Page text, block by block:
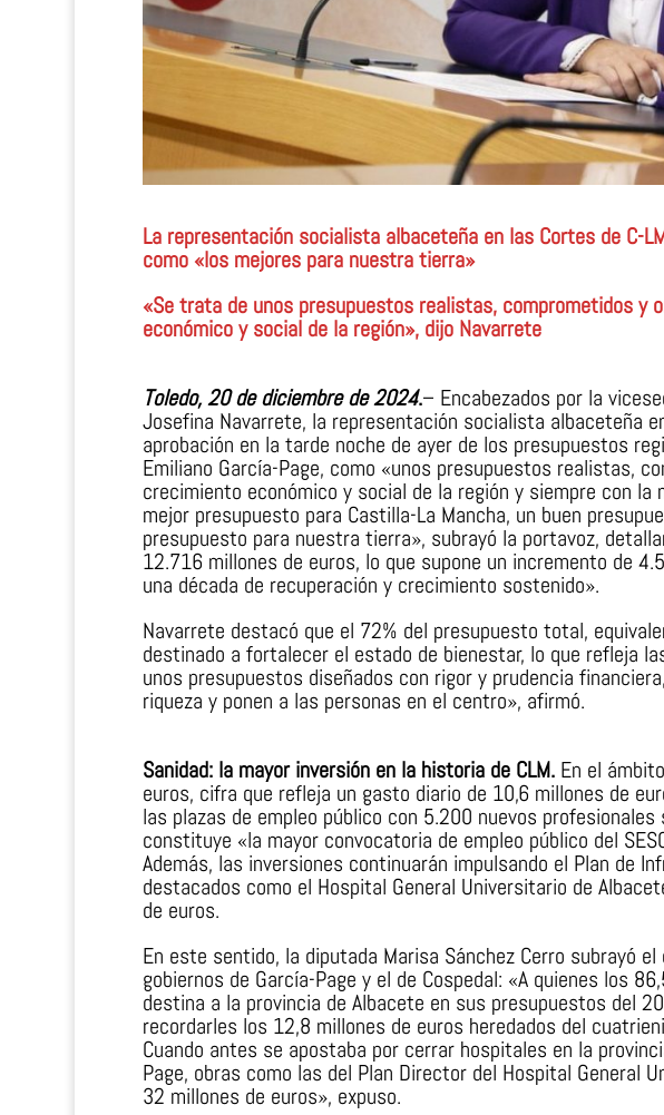
La representación socialista albaceteña en las Cortes de C-
como «los mejores para nuestra tierra»
«Se trata de unos presupuestos realistas, comprometidos y
económico y social de la región», dijo Navarrete
Toledo, 20 de diciembre de 2024.– Encabezados por la
Josefina Navarrete, la representación socialista albaceteña
aprobación en la tarde noche de ayer de los presupuestos
Emiliano García-Page, como «unos presupuestos realistas,
crecimiento económico y social de la región y siempre con
mejor presupuesto para Castilla-La Mancha, un buen
presupuesto para nuestra tierra», subrayó la portavoz,
12.716 millones de euros, lo que supone un incremento de
una década de recuperación y crecimiento sostenido».
Navarrete destacó que el 72% del presupuesto total,
destinado a fortalecer el estado de bienestar, lo que refleja
unos presupuestos diseñados con rigor y prudencia
riqueza y ponen a las personas en el centro», afirmó.
Sanidad: la mayor inversión en la historia de CLM. En el
euros, cifra que refleja un gasto diario de 10,6 millones de
las plazas de empleo público con 5.200 nuevos
constituye «la mayor convocatoria de empleo público del
Además, las inversiones continuarán impulsando el Plan de
destacados como el Hospital General Universitario de
de euros.
En este sentido, la diputada Marisa Sánchez Cerro subrayó
gobiernos de García-Page y el de Cospedal: «A quienes los
destina a la provincia de Albacete en sus presupuestos del
recordarles los 12,8 millones de euros heredados del
Cuando antes se apostaba por cerrar hospitales en la
Page, obras como las del Plan Director del Hospital General
32 millones de euros», expuso.